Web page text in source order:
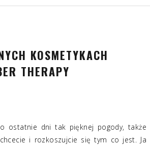
KOSMETYKACH
THERAPY
ostatnie dni tak pięknej pogody, także
i rozkoszujcie się tym co jest. Ja